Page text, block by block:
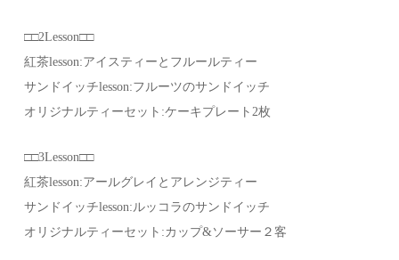
□□2Lesson□□
紅茶lesson:アイスティーとフルールティー
サンドイッチlesson:フルーツのサンドイッチ
オリジナルティーセット:ケーキプレート2枚
□□3Lesson□□
紅茶lesson:アールグレイとアレンジティー
サンドイッチlesson:ルッコラのサンドイッチ
オリジナルティーセット:カップ&ソーサー２客